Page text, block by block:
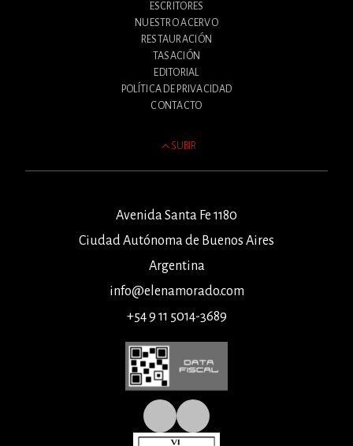
ESCRITORES
NUESTRO ACERVO
RESTAURACIÓN
TASACIÓN
EDITORIAL
POLÍTICA DE PRIVACIDAD
CONTACTO
SUBIR
Avenida Santa Fe 1180
Ciudad Autónoma de Buenos Aires
Argentina
info@elenamorado.com
+54 9 11 5014-3689